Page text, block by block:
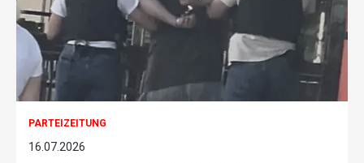
PARTEIZEITUNG
16.07.2026